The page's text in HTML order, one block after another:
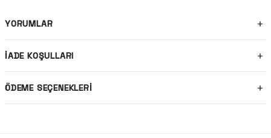
YORUMLAR
İADE KOŞULLARI
ÖDEME SEÇENEKLERI